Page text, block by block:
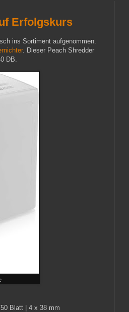
Erfolgskurs
ins Sortiment aufgenommen.
. Dieser Peach Shredder
DB.
Blatt | 4 x 38 mm